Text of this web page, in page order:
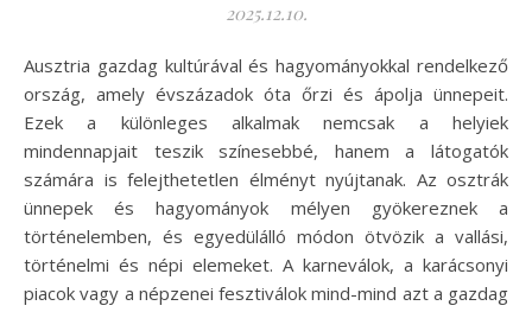
2025.12.10.
Ausztria gazdag kultúrával és hagyományokkal rendelkező
ország, amely évszázadok óta őrzi és ápolja ünnepeit.
Ezek a különleges alkalmak nemcsak a helyiek
mindennapjait teszik színesebbé, hanem a látogatók
számára is felejthetetlen élményt nyújtanak. Az osztrák
ünnepek és hagyományok mélyen gyökereznek a
történelemben, és egyedülálló módon ötvözik a vallási,
történelmi és népi elemeket. A karneválok, a karácsonyi
piacok vagy a népzenei fesztiválok mind-mind azt a gazdag